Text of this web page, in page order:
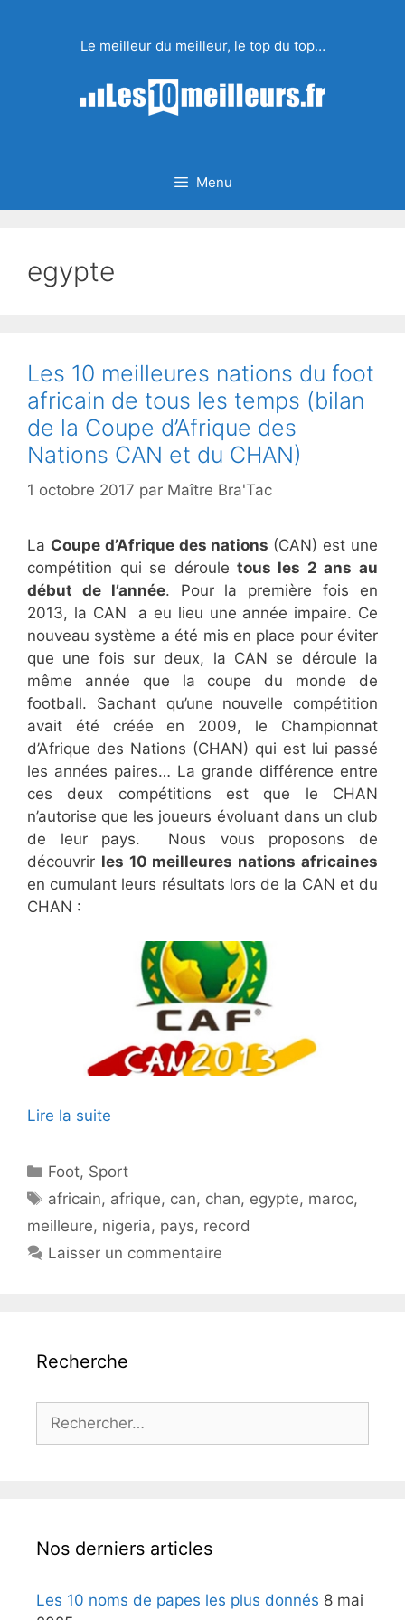
Le meilleur du meilleur, le top du top…
Menu
egypte
Les 10 meilleures nations du foot
africain de tous les temps (bilan
de la Coupe d’Afrique des
Nations CAN et du CHAN)
1 octobre 2017 par Maître Bra'Tac
La Coupe d’Afrique des nations (CAN) est une
compétition qui se déroule tous les 2 ans au
début de l’année. Pour la première fois en
2013, la CAN a eu lieu une année impaire. Ce
nouveau système a été mis en place pour éviter
que une fois sur deux, la CAN se déroule la
même année que la coupe du monde de
football. Sachant qu’une nouvelle compétition
avait été créée en 2009, le Championnat
d’Afrique des Nations (CHAN) qui est lui passé
les années paires… La grande différence entre
ces deux compétitions est que le CHAN
n’autorise que les joueurs évoluant dans un club
de leur pays. Nous vous proposons de
découvrir les 10 meilleures nations africaines
en cumulant leurs résultats lors de la CAN et du
CHAN :
Lire la suite
Catégories
Foot, Sport
Étiquettes
africain, afrique, can, chan, egypte, maroc,
meilleure, nigeria, pays, record
Laisser un commentaire
Recherche
Rechercher :
Nos derniers articles
Les 10 noms de papes les plus donnés 8 mai